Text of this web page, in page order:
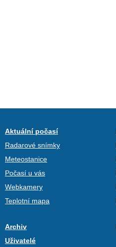
Aktuální počasí
Radarové snímky
Meteostanice
Počasí u vás
Webkamery
Teplotní mapa
Archiv
Uživatelé